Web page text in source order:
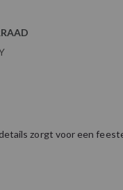
zorgt voor een